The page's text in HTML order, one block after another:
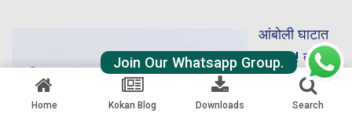
आंबोली घाटात
अपघात! तरुण
४०० फूट दरीत
Home Kokan Blog Downloads Search
Join Our Whatsapp Group.